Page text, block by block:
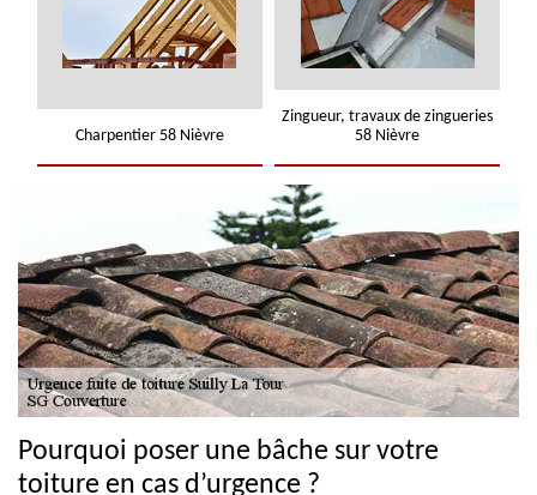
Charpentier 58 Nièvre
Zingueur, travaux de zingueries
58 Nièvre
Pourquoi poser une bâche sur votre
toiture en cas d’urgence ?